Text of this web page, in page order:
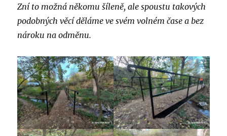
Zní to možná někomu šíleně, ale spoustu takových
podobných věcí děláme ve svém volném čase a bez
nároku na odměnu.